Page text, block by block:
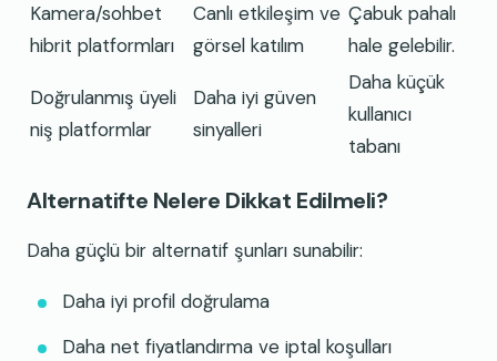
Kamera/sohbet
hibrit platformları
Canlı etkileşim ve
görsel katılım
Çabuk pahalı
hale gelebilir.
Doğrulanmış üyeli
niş platformlar
Daha iyi güven
sinyalleri
Daha küçük
kullanıcı
tabanı
Alternatifte Nelere Dikkat Edilmeli?
Daha güçlü bir alternatif şunları sunabilir:
Daha iyi profil doğrulama
Daha net fiyatlandırma ve iptal koşulları